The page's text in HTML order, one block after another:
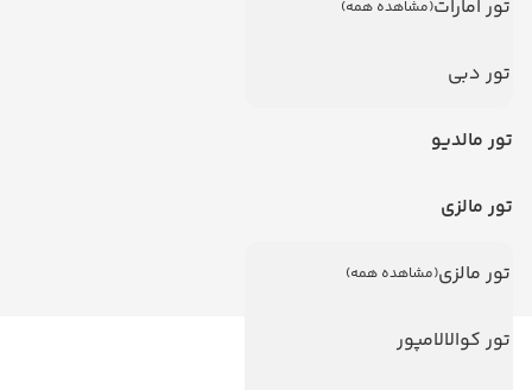
تور امارات(مشاهده همه)
تور دبی
تور مالدیو
تور مالزی
تور مالزی(مشاهده همه)
تور کوالالامپور